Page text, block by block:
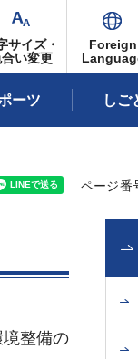
サイズ・
い変更
Foreign
ーツ しご
ページ番
整備の